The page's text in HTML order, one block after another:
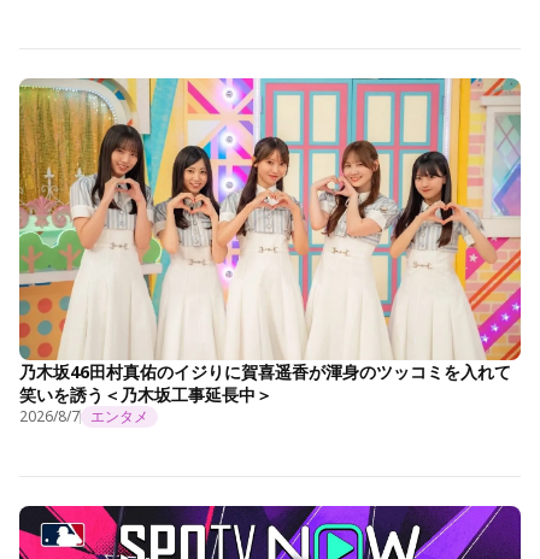
乃木坂46田村真佑のイジりに賀喜遥香が渾身のツッコミを入れて
笑いを誘う＜乃木坂工事延長中＞
2026/8/7 エンタメ